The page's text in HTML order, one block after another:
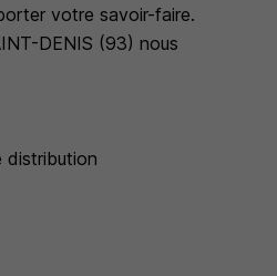
votre savoir-faire.
DENIS (93) nous
distribution